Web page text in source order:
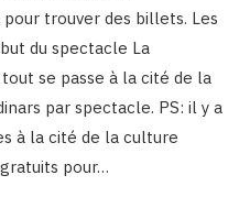
trouver des billets. Les
du spectacle La
se passe à la cité de la
par spectacle. PS: il y a
à la cité de la culture
pour…